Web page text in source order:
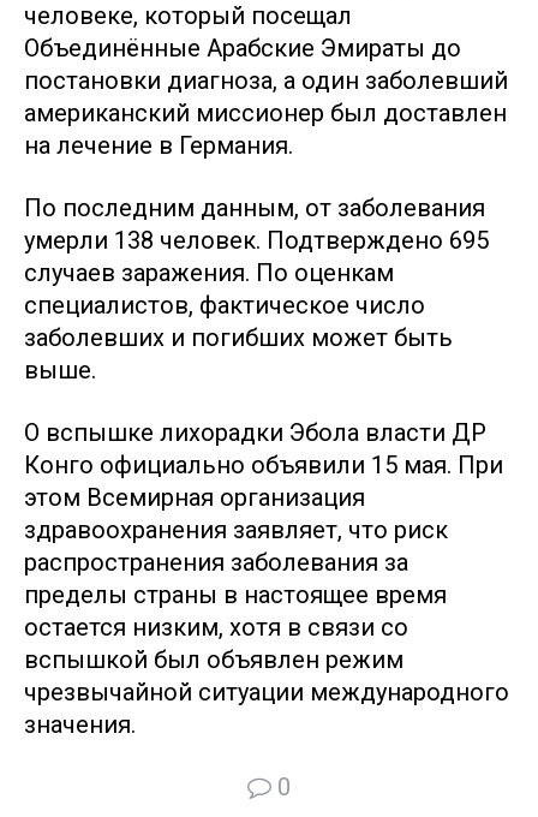
человеке, который посещал
Объединённые Арабские Эмираты до
постановки диагноза, а один заболевший
американский миссионер был доставлен
на лечение в Германия.
По последним данным, от заболевания
умерли 138 человек. Подтверждено 695
случаев заражения. По оценкам
специалистов, фактическое число
заболевших и погибших может быть
выше.
О вспышке лихорадки Эбола власти ДР
Конго официально объявили 15 мая. При
этом Всемирная организация
здравоохранения заявляет, что риск
распространения заболевания за
пределы страны в настоящее время
остается низким, хотя в связи со
вспышкой был объявлен режим
чрезвычайной ситуации международного
значения.
0